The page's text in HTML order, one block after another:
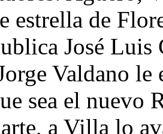
estrella de
José
Valdano
sea el nuevo
a Villa lo